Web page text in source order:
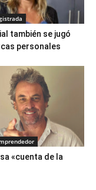
también se jugó
personales
«cuenta de la